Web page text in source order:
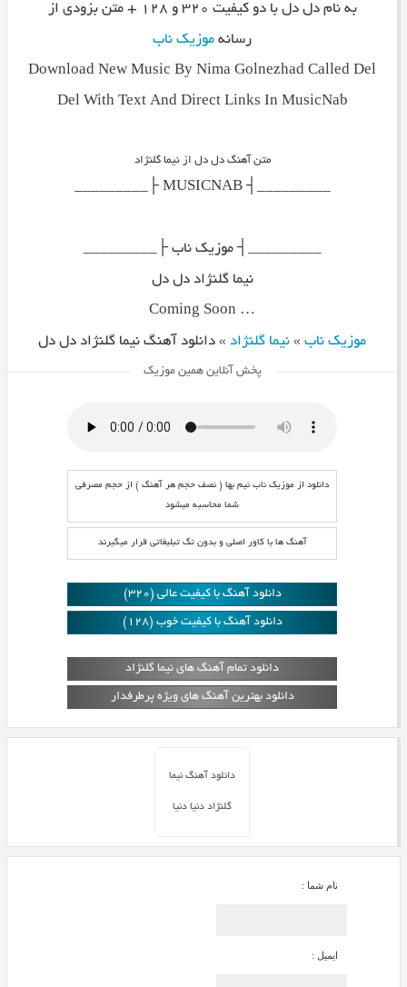
به نام دل دل با دو کیفیت ۳۲۰ و ۱۲۸ + متن بزودی از
رسانه موزیک ناب
Download New Music By Nima Golnezhad Called Del
Del With Text And Direct Links In MusicNab
متن آهنگ دل دل از نیما گلنژاد
_________┤ MUSICNAB ├_________
_________┤ موزیک ناب ├_________
نیما گلنژاد دل دل
… Coming Soon
موزیک ناب» نیما گلنژاد » دانلود آهنگ نیما گلنژاد دل دل
پخش آنلاین همین موزیک
دانلود از موزیک ناب نیم بها ( نصف حجم هر آهنگ ) از حجم مصرفی
شما محاسبه میشود
آهنگ ها با کاور اصلی و بدون تگ تبلیغاتی قرار میگیرند
دانلود آهنگ با کیفیت عالی (320)
دانلود آهنگ با کیفیت خوب (128)
دانلود تمام آهنگ های نیما گلنژاد
دانلود بهترین آهنگ های ویژه پرطرفدار
دانلود آهنگ نیما
گلنژاد دنیا دنیا
نام شما :
ایمیل :